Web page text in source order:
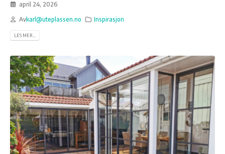
april 24, 2026
Avkarl@uteplassen.no Inspirasjon
LES MER...